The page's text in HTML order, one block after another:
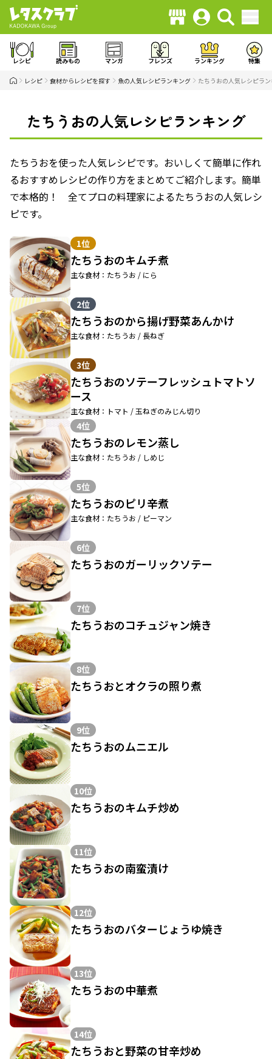
レシピ 読みもの マンガ フレンズ ランキング 特集
レシピ 食材からレシピを探す 魚の人気レシピランキング たちうおの人気レシピラ
たちうおの人気レシピランキング
たちうおを使った人気レシピです。おいしくて簡単に作れ
るおすすめレシピの作り方をまとめてご紹介します。簡単
で本格的！ 全てプロの料理家によるたちうおの人気レシ
ピです。
1位
たちうおのキムチ煮
主な食材：たちうお / にら
2位
たちうおのから揚げ野菜あんかけ
主な食材：たちうお / 長ねぎ
3位
たちうおのソテーフレッシュトマトソ
ース
主な食材：トマト / 玉ねぎのみじん切り
4位
たちうおのレモン蒸し
主な食材：たちうお / しめじ
5位
たちうおのピリ辛煮
主な食材：たちうお / ピーマン
6位
たちうおのガーリックソテー
7位
たちうおのコチュジャン焼き
8位
たちうおとオクラの照り煮
9位
たちうおのムニエル
10位
たちうおのキムチ炒め
11位
たちうおの南蛮漬け
12位
たちうおのバターじょうゆ焼き
13位
たちうおの中華煮
14位
たちうおと野菜の甘辛炒め